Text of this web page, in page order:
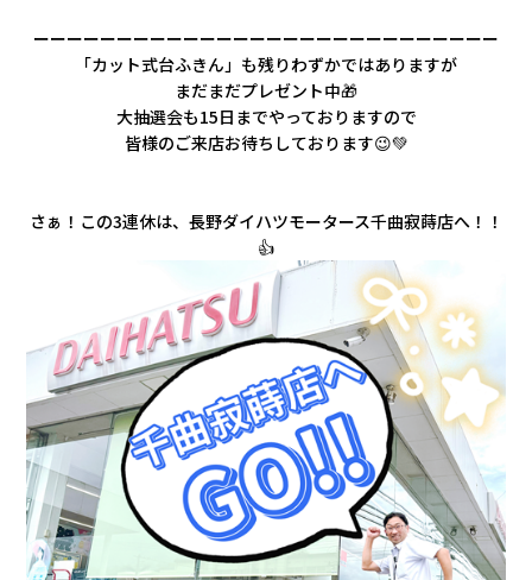
ーーーーーーーーーーーーーーーーーーーーーーーーーーーー
「カット式台ふきん」も残りわずかではありますが
まだまだプレゼント中🎁
大抽選会も15日までやっておりますので
皆様のご来店お待ちしております😉💚
さぁ！この3連休は、長野ダイハツモータース千曲寂蒔店へ！！
👍